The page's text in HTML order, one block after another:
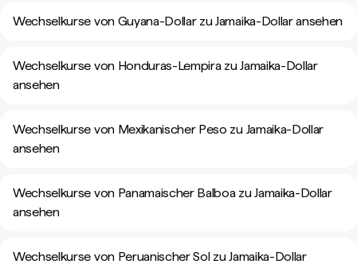
Wechselkurse von Guyana-Dollar zu Jamaika-Dollar ansehen
Wechselkurse von Honduras-Lempira zu Jamaika-Dollar
ansehen
Wechselkurse von Mexikanischer Peso zu Jamaika-Dollar
ansehen
Wechselkurse von Panamaischer Balboa zu Jamaika-Dollar
ansehen
Wechselkurse von Peruanischer Sol zu Jamaika-Dollar